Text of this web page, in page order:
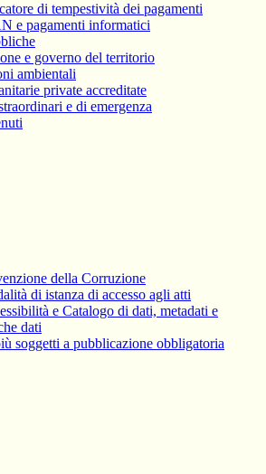
di tempestività dei pagamenti
e pagamenti informatici
e governo del territorio
ambientali
private accreditate
e di emergenza
della Corruzione
di istanza di accesso agli atti
e Catalogo di dati, metadati e
dati
soggetti a pubblicazione obbligatoria